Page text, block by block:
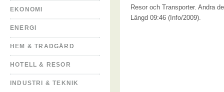
EKONOMI
ENERGI
HEM & TRÄDGÅRD
HOTELL & RESOR
INDUSTRI & TEKNIK
Resor och Transporter. Andra
Längd 09:46 (Info/2009).